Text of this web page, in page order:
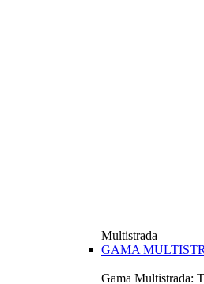
Multistrada
GAMA
Gama Multistrada: